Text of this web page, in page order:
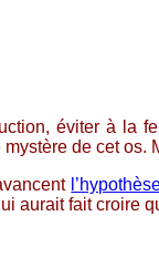
éviter à la
de cet os.
aurait fait croire